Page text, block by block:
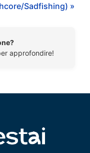
Sadfishing) »
approfondire!